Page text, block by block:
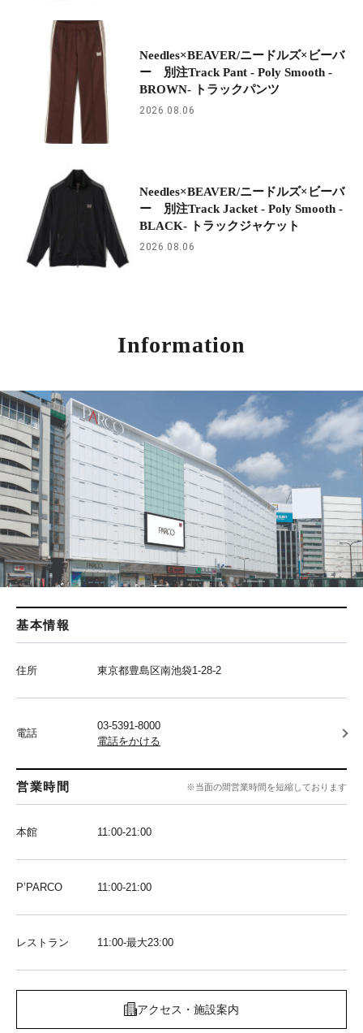
Needles×BEAVER/ニードルズ×ビーバ
ー 別注Track Pant - Poly Smooth -
BROWN- トラックパンツ
2026.08.06
Needles×BEAVER/ニードルズ×ビーバ
ー 別注Track Jacket - Poly Smooth -
BLACK- トラックジャケット
2026.08.06
Information
基本情報
住所 東京都豊島区南池袋1-28-2
電話
03-5391-8000
電話をかける
営業時間 ※当面の間営業時間を短縮しております
本館 11:00-21:00
P’PARCO 11:00-21:00
レストラン 11:00-最大23:00
アクセス・施設案内